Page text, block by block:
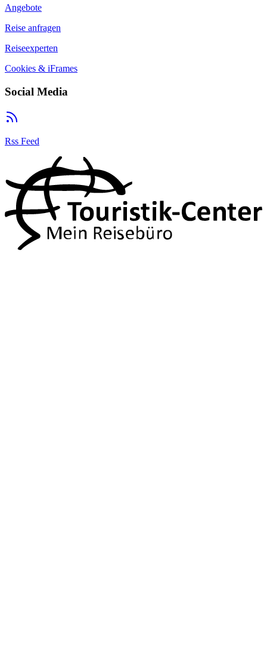
Angebote
Reise anfragen
Reiseexperten
Cookies & iFrames
Social Media
Rss Feed